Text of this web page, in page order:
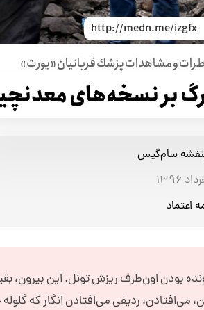
و مشاهدات پزشك قربانيان «يورت»
بر نسخه‌های
سام‌گیس
اعتماد